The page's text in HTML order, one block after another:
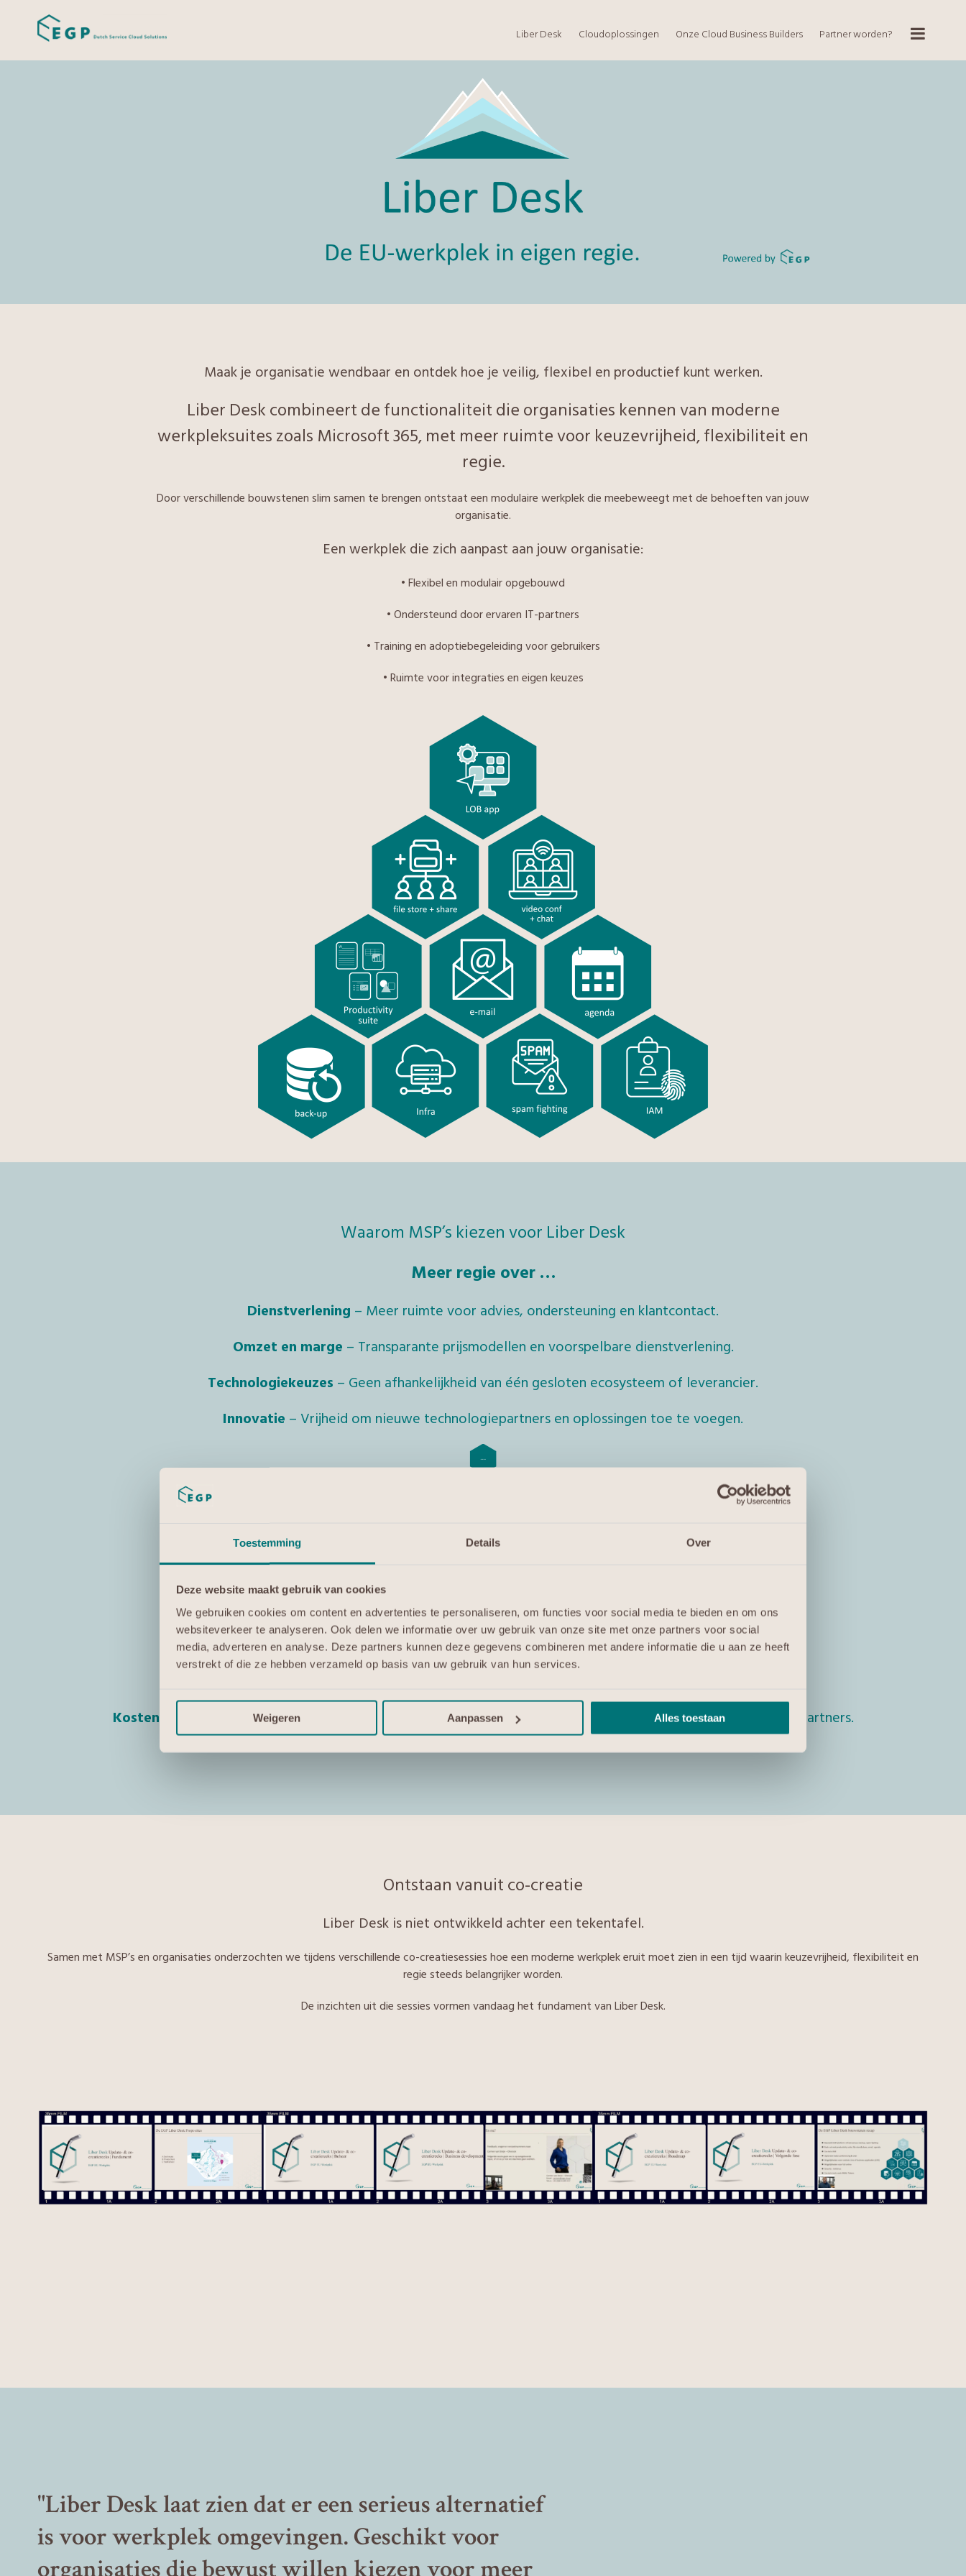
Toestemming Details Over
Deze website maakt gebruik van cookies
We gebruiken cookies om content en advertenties te personaliseren, om functies voor social media te bieden en om ons
websiteverkeer te analyseren. Ook delen we informatie over uw gebruik van onze site met onze partners voor social
media, adverteren en analyse. Deze partners kunnen deze gegevens combineren met andere informatie die u aan ze heeft
verstrekt of die ze hebben verzameld op basis van uw gebruik van hun services.
Weigeren Aanpassen Alles toestaan
Liber Desk Cloudoplossingen Onze Cloud Business Builders Partner worden?
Maak je organisatie wendbaar en ontdek hoe je veilig, flexibel en productief kunt werken.
Liber Desk combineert de functionaliteit die organisaties kennen van moderne
werkpleksuites zoals Microsoft 365, met meer ruimte voor keuzevrijheid, flexibiliteit en
regie.
Door verschillende bouwstenen slim samen te brengen ontstaat een modulaire werkplek die meebeweegt met de behoeften van jouw
organisatie.
Een werkplek die zich aanpast aan jouw organisatie:
• Flexibel en modulair opgebouwd
• Ondersteund door ervaren IT-partners
• Training en adoptiebegeleiding voor gebruikers
• Ruimte voor integraties en eigen keuzes
Waarom MSP’s kiezen voor Liber Desk
Meer regie over …
Dienstverlening – Meer ruimte voor advies, ondersteuning en klantcontact.
Omzet en marge – Transparante prijsmodellen en voorspelbare dienstverlening.
Technologiekeuzes – Geen afhankelijkheid van één gesloten ecosysteem of leverancier.
Innovatie – Vrijheid om nieuwe technologiepartners en oplossingen toe te voegen.
Waarom organisaties kiezen voor Liber Desk
De digitale werkplek– De werkplek sluit aan op jouw organisatie, niet andersom.
Bedrijfsapplicaties– De applicaties die jouw organisatie gebruikt blijven onderdeel van de werkplek.
Kosten en dienstverlening– Transparantie, voorspelbaarheid en ondersteuning door betrokken Nederlandse partners.
Ontstaan vanuit co-creatie
Liber Desk is niet ontwikkeld achter een tekentafel.
Samen met MSP’s en organisaties onderzochten we tijdens verschillende co-creatiesessies hoe een moderne werkplek eruit moet zien in een tijd waarin keuzevrijheid, flexibiliteit en
regie steeds belangrijker worden.
De inzichten uit die sessies vormen vandaag het fundament van Liber Desk.
"Liber Desk laat zien dat er een serieus alternatief
is voor werkplek omgevingen. Geschikt voor
organisaties die bewust willen kiezen voor meer